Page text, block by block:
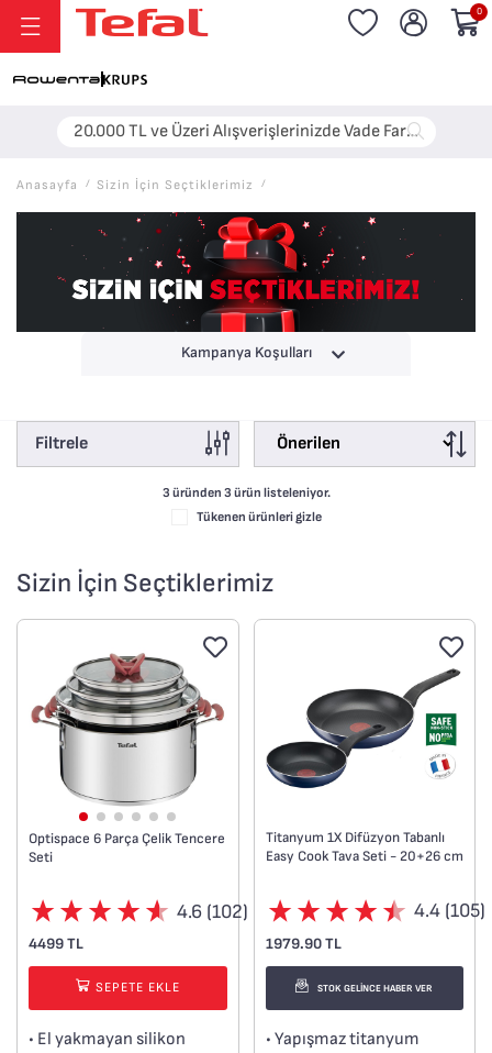
20.000 TL ve Üzeri Alışverişlerinizde Vade Farksız 6 Taksit!
0
Anasayfa / Sizin İçin Seçtiklerimiz /
Kampanya Koşulları
Filtrele
3 üründen 3 ürün listeleniyor.
Tükenen ürünleri gizle
Sizin İçin Seçtiklerimiz
Optispace 6 Parça Çelik Tencere
Seti
4.6 (102)
4499 TL
SEPETE EKLE
• El yakmayan silikon
Titanyum 1X Difüzyon Tabanlı
Easy Cook Tava Seti - 20+26 cm
4.4 (105)
1979.90 TL
STOK GELİNCE HABER VER
• Yapışmaz titanyum